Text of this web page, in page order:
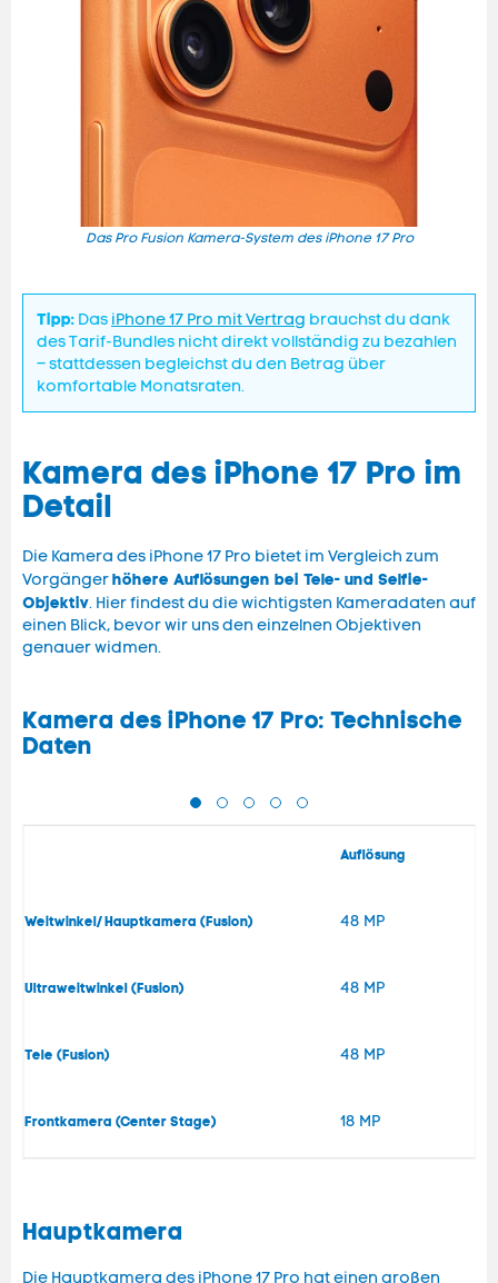
Das Pro Fusion Kamera-System des iPhone 17 Pro
Tipp: Das iPhone 17 Pro mit Vertrag brauchst du dank
des Tarif-Bundles nicht direkt vollständig zu bezahlen
– stattdessen begleichst du den Betrag über
komfortable Monatsraten.
Kamera des iPhone 17 Pro im
Detail
Die Kamera des iPhone 17 Pro bietet im Vergleich zum
Vorgängerhöhere Auflösungen bei Tele- und Selfie-
Objektiv. Hier findest du die wichtigsten Kameradaten auf
einen Blick, bevor wir uns den einzelnen Objektiven
genauer widmen.
Kamera des iPhone 17 Pro: Technische
Daten
Auflösung
Weitwinkel/Hauptkamera (Fusion) 48 MP
Ultraweitwinkel (Fusion) 48 MP
Tele (Fusion) 48 MP
Frontkamera (Center Stage) 18 MP
Hauptkamera
Die Hauptkamera des iPhone 17 Pro hat einen großen